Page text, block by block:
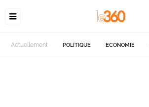
Actuellement POLITIQUE ECONOMIE